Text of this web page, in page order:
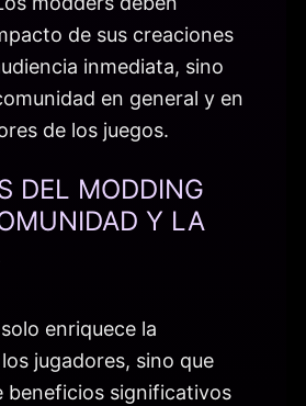
de sus creaciones
inmediata, sino
en general y en
de los juegos.
DEL MODDING
Y LA
enriquece la
jugadores, sino que
beneficios significativos